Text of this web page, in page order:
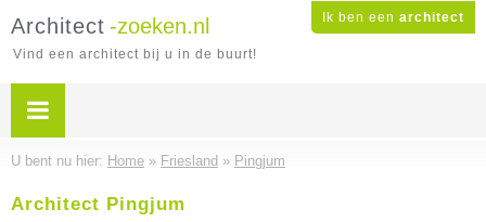
Ik ben een architect
Architect -zoeken.nl
Vind een architect bij u in de buurt!
U bent nu hier: Home » Friesland » Pingjum
Architect Pingjum